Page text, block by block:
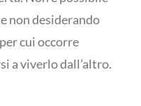
non desiderando
cui occorre
a viverlo dall’altro.